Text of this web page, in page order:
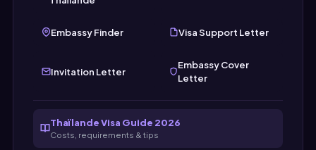
Embassy Finder Visa Support Letter
Invitation Letter
Embassy Cover
Letter
Thaïlande Visa Guide 2026
Costs, requirements & tips